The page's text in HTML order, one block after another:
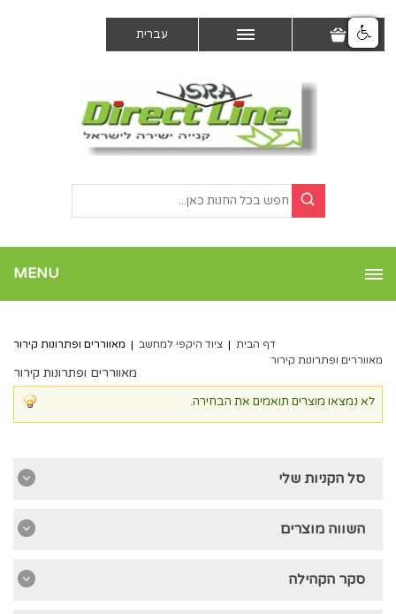
עברית
MENU
דף הבית | ציוד היקפי למחשב | מאווררים ופתרונות קירור
מאווררים ופתרונות קירור
מאווררים ופתרונות קירור
לא נמצאו מוצרים תואמים את הבחירה.
סל הקניות שלי
השווה מוצרים
סקר הקהילה